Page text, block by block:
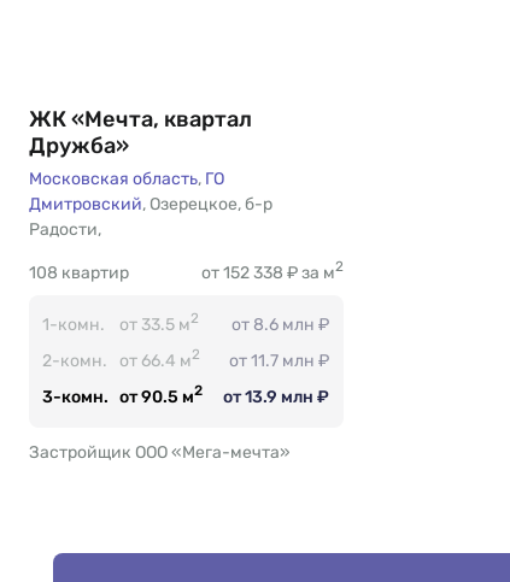
ЖК «Мечта, квартал
Дружба»
Московская область, ГО
Дмитровский, Озерецкое,б-р
Радости,
108 квартир
Есть
от 152 338 ₽ за м2
1-комн. от 33.5 м2
от 8.6 млн ₽
2-комн.
от 66.4 м2
от 11.7 млн ₽
3-комн. от 90.5 м2 от 13.9 млн ₽
Застройщик ООО «Мега-мечта»